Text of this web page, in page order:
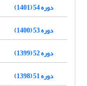
دوره 54 (1401)
دوره 53 (1400)
دوره 52 (1399)
دوره 51 (1398)